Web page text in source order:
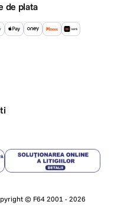
de plata
© F64 2001 - 2026